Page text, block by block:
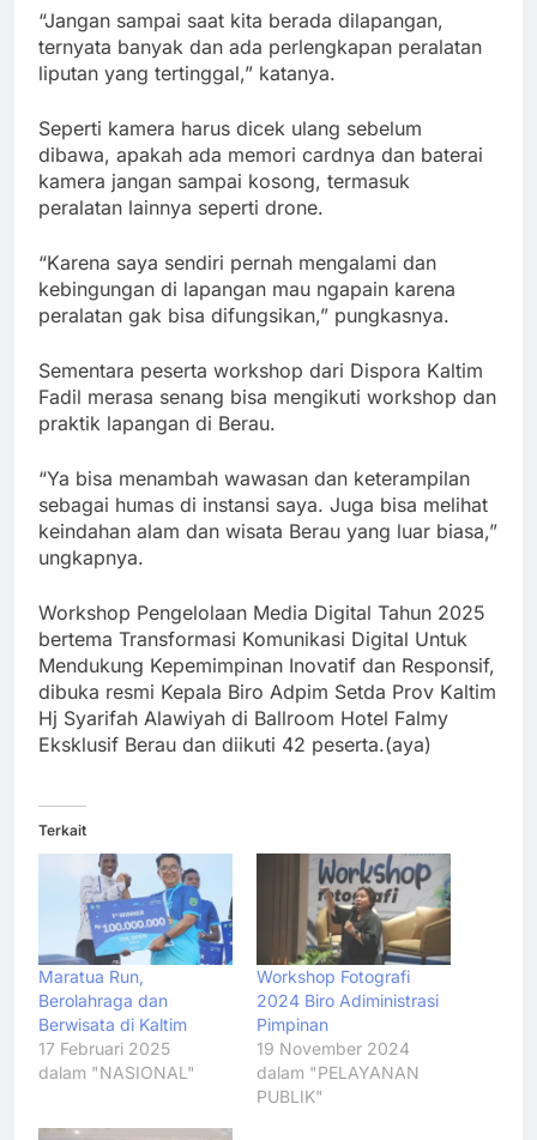
“Jangan sampai saat kita berada dilapangan,
ternyata banyak dan ada perlengkapan peralatan
liputan yang tertinggal,” katanya.
Seperti kamera harus dicek ulang sebelum
dibawa, apakah ada memori cardnya dan baterai
kamera jangan sampai kosong, termasuk
peralatan lainnya seperti drone.
“Karena saya sendiri pernah mengalami dan
kebingungan di lapangan mau ngapain karena
peralatan gak bisa difungsikan,” pungkasnya.
Sementara peserta workshop dari Dispora Kaltim
Fadil merasa senang bisa mengikuti workshop dan
praktik lapangan di Berau.
“Ya bisa menambah wawasan dan keterampilan
sebagai humas di instansi saya. Juga bisa melihat
keindahan alam dan wisata Berau yang luar biasa,”
ungkapnya.
Workshop Pengelolaan Media Digital Tahun 2025
bertema Transformasi Komunikasi Digital Untuk
Mendukung Kepemimpinan Inovatif dan Responsif,
dibuka resmi Kepala Biro Adpim Setda Prov Kaltim
Hj Syarifah Alawiyah di Ballroom Hotel Falmy
Eksklusif Berau dan diikuti 42 peserta.(aya)
Terkait
Maratua Run,
Berolahraga dan
Berwisata di Kaltim
17 Februari 2025
dalam "NASIONAL"
Workshop Fotografi
2024 Biro Adiministrasi
Pimpinan
19 November 2024
dalam "PELAYANAN
PUBLIK"